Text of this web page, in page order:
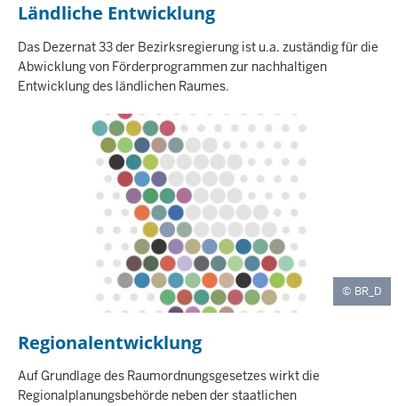
I
H
A
T
Ländliche Entwicklung
Das Dezernat 33 der Bezirksregierung ist u.a. zuständig für die
Abwicklung von Förderprogrammen zur nachhaltigen
Entwicklung des ländlichen Raumes.
BR_D
I
H
A
Regionalentwicklung
Auf Grundlage des Raumordnungsgesetzes wirkt die
Regionalplanungsbehörde neben der staatlichen